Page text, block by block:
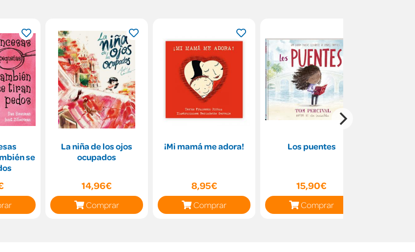
se
La niña de los ojos
ocupados
14,96€
Comprar
¡Mi mamá me adora!
8,95€
Comprar
Los puentes
15,90€
Comprar